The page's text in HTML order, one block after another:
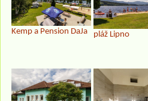
Kemp a Pension DaJa pláž Lipno